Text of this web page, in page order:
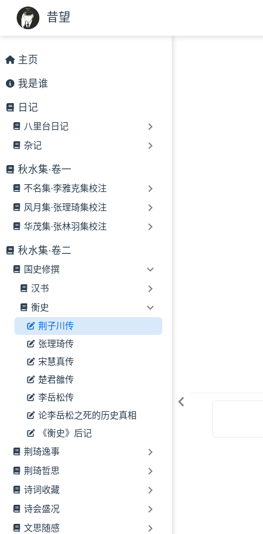
跳至主要內容
昔望
主页
我是谁
日记
八里台日记
杂记
秋水集·卷一
不名集·李雅克集校注
风月集·张理琦集校注
华茂集·张林羽集校注
秋水集·卷二
国史修撰
汉书
衡史
荆子川传
张理琦传
宋慧真传
楚君雒传
李岳松传
论李岳松之死的历史真相
《衡史》后记
荆琦逸事
荆琦哲思
诗词收藏
诗会盛况
文思随感